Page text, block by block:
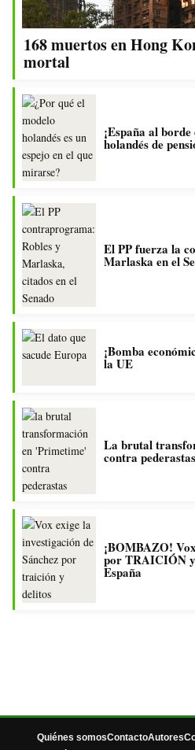
168 muertos en Hong
mortal
¡España al
holandés de
El PP fuerza la
Marlaska en el
¡Bomba
la UE
La brutal
contra pederastas
¡BOMBAZO!
por TRAICIÓN
España
Quiénes somosContactoAutores